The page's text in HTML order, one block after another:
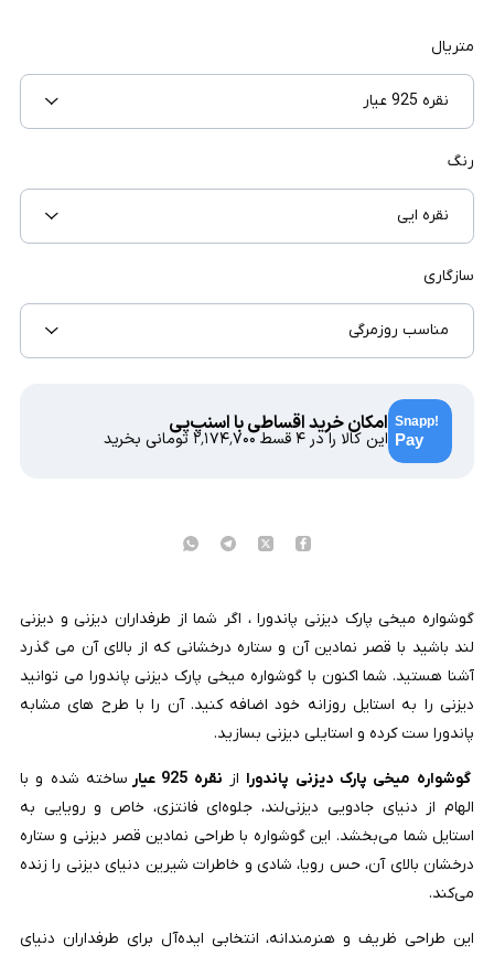
متریال
نقره 925 عیار
رنگ
نقره ایی
سازگاری
مناسب روزمرگی
امکان خرید اقساطی با اسنپ‌پی
این کالا را در ۴ قسط ۲٬۱۷۴٬۷۰۰تومانی بخرید
گوشواره میخی پارک دیزنی پاندورا ، اگر شما از طرفداران دیزنی و دیزنی
لند باشید با قصر نمادین آن و ستاره درخشانی که از بالای آن می گذرد
آشنا هستید. شما اکنون با گوشواره میخی پارک دیزنی پاندورا می توانید
دیزنی را به استایل روزانه خود اضافه کنید. آن را با طرح های مشابه
پاندورا ست کرده و استایلی دیزنی بسازید.
گوشواره میخی پارک دیزنی پاندورا از نقره 925 عیار
ساخته شده و با
الهام از دنیای جادویی دیزنی‌لند، جلوه‌ای فانتزی، خاص و رویایی به
استایل شما می‌بخشد. این گوشواره با طراحی نمادین قصر دیزنی و ستاره
درخشان بالای آن، حس رویا، شادی و خاطرات شیرین دنیای دیزنی را زنده
می‌کند.
این طراحی ظریف و هنرمندانه، انتخابی ایده‌آل برای طرفداران دنیای